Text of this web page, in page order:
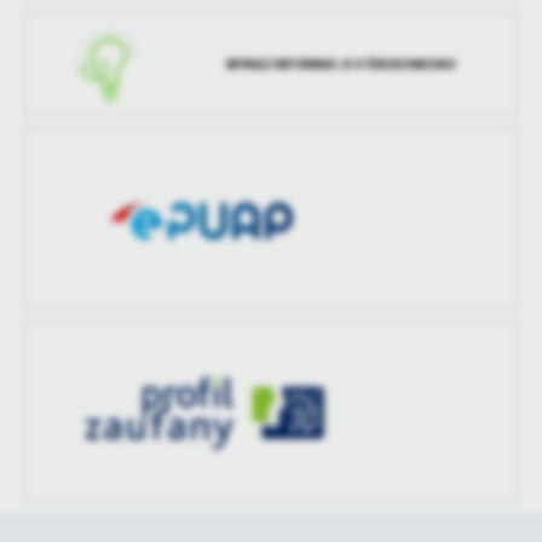
społecznościowych.
WYKAZ INFORMACJI O ŚRODOWISKU